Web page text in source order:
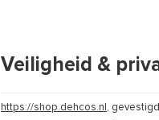
Veiligheid &
https://shop.dehcos.nl ,